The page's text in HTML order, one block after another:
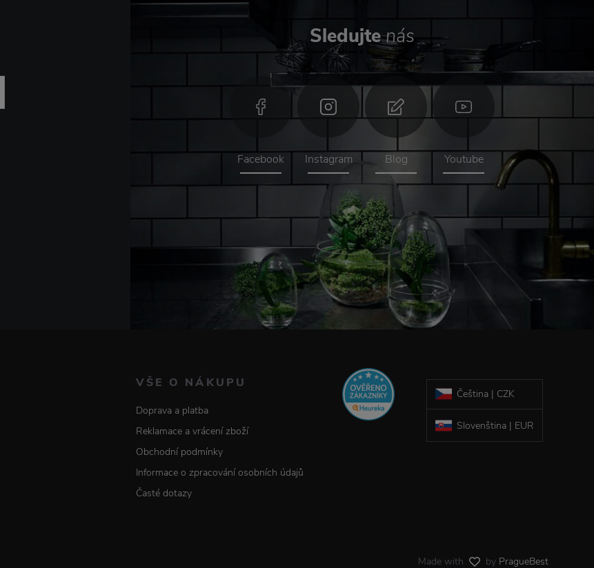
Sledujtenás
Facebook Instagram Blog Youtube
VŠE O NÁKUPU
Doprava a platba
Reklamace a vrácení zboží
Obchodní podmínky
Informace o zpracování osobních údajů
Časté dotazy
Čeština | CZK
Slovenština | EUR
Made with by PragueBest